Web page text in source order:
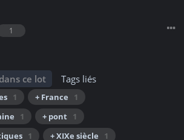
1
ce lot Tags liés
1 + France
1
1 + pont 1
1 + XIXe siècle 1